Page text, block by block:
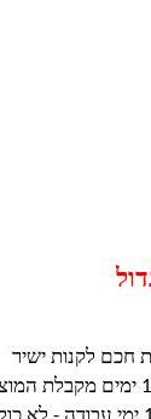
חכם לקנות ישיר